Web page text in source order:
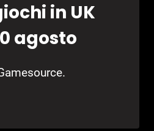
in UK
agosto